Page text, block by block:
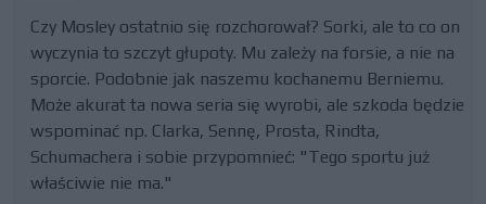
Czy Mosley ostatnio się rozchorował? Sorki, ale to co on
wyczynia to szczyt głupoty. Mu zależy na forsie, a nie na
sporcie. Podobnie jak naszemu kochanemu Berniemu.
Może akurat ta nowa seria się wyrobi, ale szkoda będzie
wspominać np. Clarka, Sennę, Prosta, Rindta,
Schumachera i sobie przypomnieć: "Tego sportu już
właściwie nie ma."